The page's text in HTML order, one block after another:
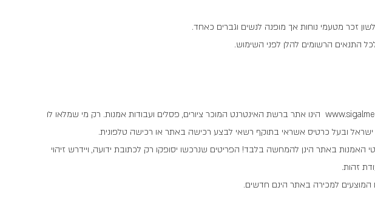
זכר מטעמי נוחות אך מופנה לנשים וגברים כאחד.
התנאים הרשומים להלן לפני השימוש.
הינו אתר ברשת האינטרנט המוכר ציורים, פסלים ועבודות אמנות. רק מי שמלאו לו
האמנות באתר הינן להמחשה בלבד! הפריטים שנרכשו יסופקו רק לכתובת ידועה, ויידרש זיהוי
זהות.
המוצעים למכירה באתר הינם חדשים.